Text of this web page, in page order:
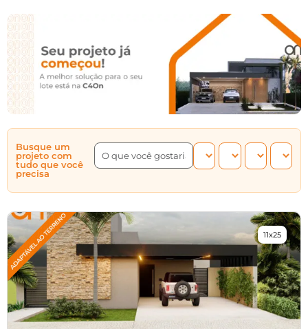
Busque um
projeto com
tudo que você
precisa
11x25